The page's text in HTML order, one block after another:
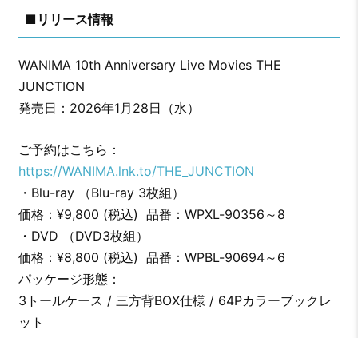
■リリース情報
WANIMA 10th Anniversary Live Movies THE
JUNCTION
発売日：2026年1月28日（水）
ご予約はこちら：
https://WANIMA.lnk.to/THE_JUNCTION
・Blu-ray （Blu-ray 3枚組）
価格：¥9,800 (税込) 品番：WPXL-90356～8
・DVD （DVD3枚組）
価格：¥8,800 (税込) 品番：WPBL-90694～6
パッケージ形態：
3トールケース / 三方背BOX仕様 / 64Pカラーブックレ
ット